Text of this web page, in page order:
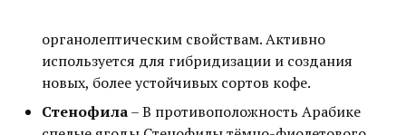
органолептическим свойствам. Активно
используется для гибридизации и создания
новых, более устойчивых сортов кофе.
Стенофила– В противоположность Арабике